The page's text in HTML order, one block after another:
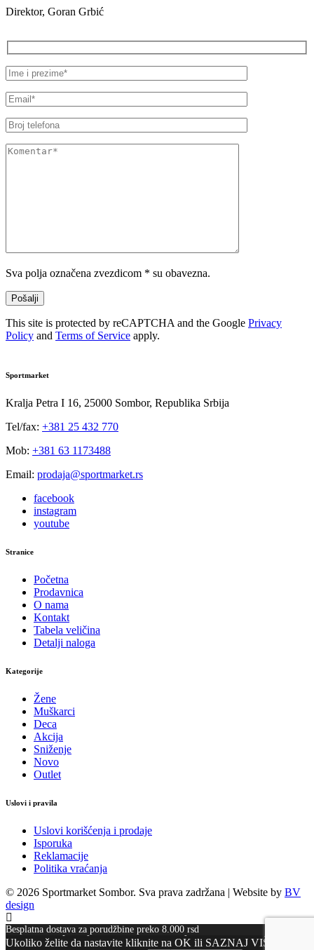
Direktor, Goran Grbić
Please leave this field empty.
Sva polja označena zvezdicom * su obavezna.
This site is protected by reCAPTCHA and the Google Privacy
Policy and Terms of Service apply.
Sportmarket
Kralja Petra I 16, 25000 Sombor, Republika Srbija
Tel/fax: +381 25 432 770
Mob: +381 63 1173488
Email: prodaja@sportmarket.rs
facebook
instagram
youtube
Stranice
Početna
Prodavnica
O nama
Kontakt
Tabela veličina
Detalji naloga
Kategorije
Žene
Muškarci
Deca
Akcija
Sniženje
Novo
Outlet
Uslovi i pravila
Uslovi korišćenja i prodaje
Isporuka
Reklamacije
Politika vraćanja
© 2026 Sportmarket Sombor. Sva prava zadržana | Website by BV
design
Besplatna dostava za porudžbine preko 8.000 rsd
Kako bismo poboljšali funkcionalnost sajta koristimo kolačiće.
Ukoliko želite da nastavite kliknite na OK ili SAZNAJ VIŠE ako